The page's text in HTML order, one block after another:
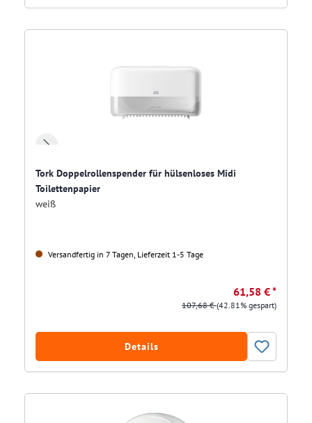
Tork Doppelrollenspender für hülsenloses Midi
Toilettenpapier
weiß
Versandfertig in 7 Tagen, Lieferzeit 1-5 Tage
61,58 € *
107,68 €(42.81% gespart)
Details